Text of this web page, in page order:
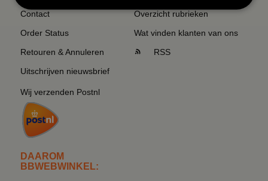
Contact
Order Status
Retouren & Annuleren
Uitschrijven nieuwsbrief
Wij verzenden Postnl
DAAROM
BBWEBWINKEL:
Overzicht rubrieken
Wat vinden klanten van ons
RSS